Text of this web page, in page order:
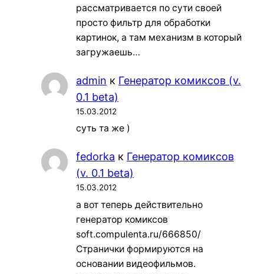
рассматривается по сути своей
просто фильтр для обработки
картинок, а там механизм в который
загружаешь…
admin к Генератор комиксов (v.
0.1 beta)
15.03.2012
суть та же )
fedorka к Генератор комиксов
(v. 0.1 beta)
15.03.2012
а вот теперь действительно
генератор комиксов
soft.compulenta.ru/666850/
Странички формируются на
основании видеофильмов.